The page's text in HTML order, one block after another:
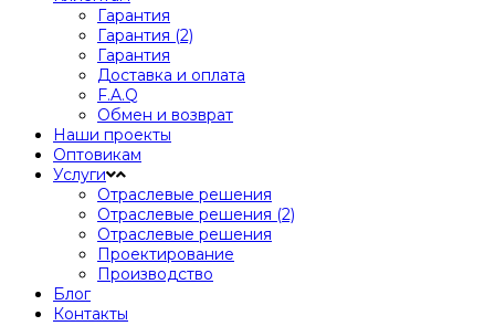
Гарантия
Гарантия (2)
Гарантия
Доставка и оплата
F.A.Q
Обмен и возврат
Наши проекты
Оптовикам
Услуги
Отраслевые решения
Отраслевые решения (2)
Отраслевые решения
Проектирование
Производство
Блог
Контакты